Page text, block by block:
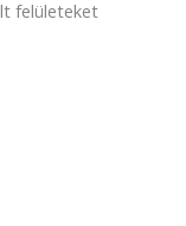
felületeket